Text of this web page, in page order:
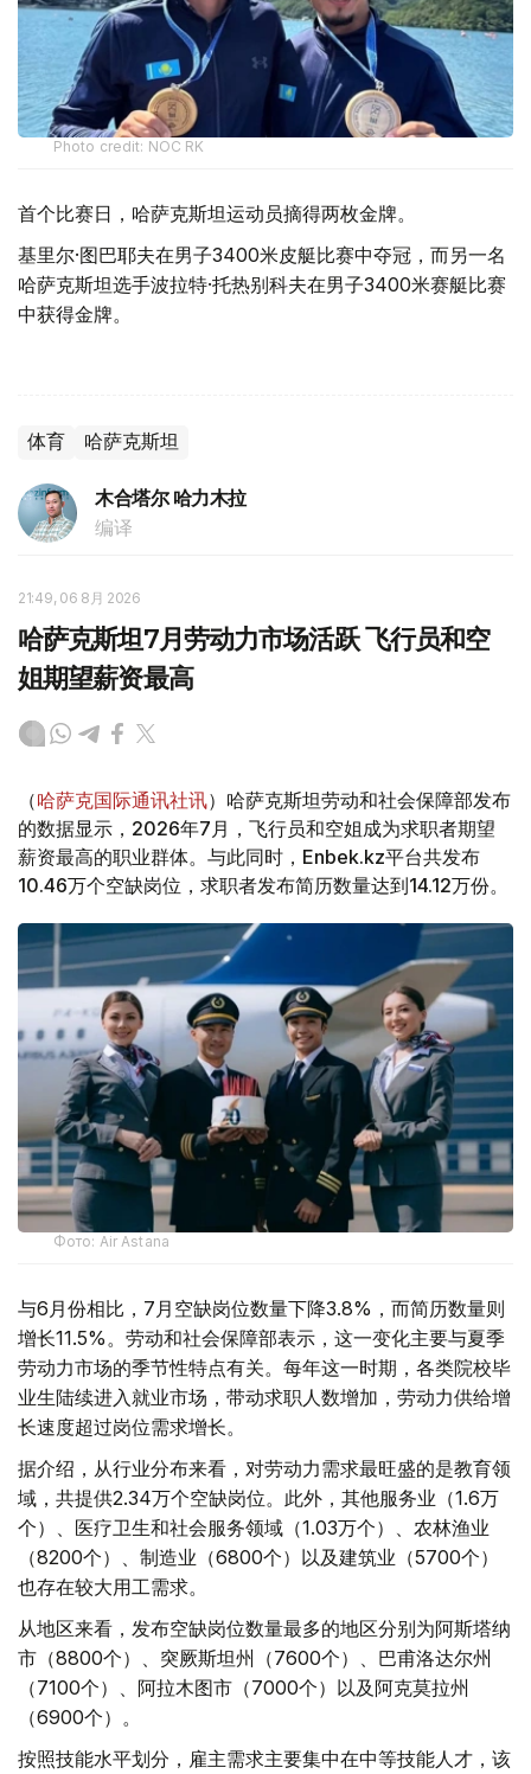
Photo credit: NOC RK
首个比赛日，哈萨克斯坦运动员摘得两枚金牌。
基里尔·图巴耶夫在男子3400米皮艇比赛中夺冠，而另一名
哈萨克斯坦选手波拉特·托热别科夫在男子3400米赛艇比赛
中获得金牌。
体育 哈萨克斯坦
木合塔尔 哈力木拉
编译
21:49, 06 8月 2026
哈萨克斯坦7月劳动力市场活跃 飞行员和空
姐期望薪资最高
（哈萨克国际通讯社讯）哈萨克斯坦劳动和社会保障部发布
的数据显示，2026年7月，飞行员和空姐成为求职者期望
薪资最高的职业群体。与此同时，Enbek.kz平台共发布
10.46万个空缺岗位，求职者发布简历数量达到14.12万份。
Фото: Air Astana
与6月份相比，7月空缺岗位数量下降3.8%，而简历数量则
增长11.5%。劳动和社会保障部表示，这一变化主要与夏季
劳动力市场的季节性特点有关。每年这一时期，各类院校毕
业生陆续进入就业市场，带动求职人数增加，劳动力供给增
长速度超过岗位需求增长。
据介绍，从行业分布来看，对劳动力需求最旺盛的是教育领
域，共提供2.34万个空缺岗位。此外，其他服务业（1.6万
个）、医疗卫生和社会服务领域（1.03万个）、农林渔业
（8200个）、制造业（6800个）以及建筑业（5700个）
也存在较大用工需求。
从地区来看，发布空缺岗位数量最多的地区分别为阿斯塔纳
市（8800个）、突厥斯坦州（7600个）、巴甫洛达尔州
（7100个）、阿拉木图市（7000个）以及阿克莫拉州
（6900个）。
按照技能水平划分，雇主需求主要集中在中等技能人才，该